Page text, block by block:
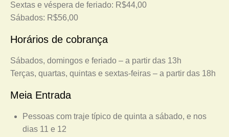
Sextas e véspera de feriado: R$44,00
Sábados: R$56,00
Horários de cobrança
Sábados, domingos e feriado – a partir das 13h
Terças, quartas, quintas e sextas-feiras – a partir das 18h
Meia Entrada
Pessoas com traje típico de quinta a sábado, e nos
dias 11 e 12